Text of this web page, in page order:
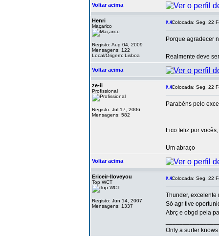
Voltar acima
Henri
Maçarico
Registo: Aug 04, 2009
Mensagens: 122
Local/Origem: Lisboa
Colocada: Seg, 22
Porque agradecer
Realmente deve
Voltar acima
ze-ii
Profissional
Registo: Jul 17, 2006
Mensagens: 582
Colocada: Seg, 22
Parabéns pelo
Fico feliz por
Um abraço
Voltar acima
Ericeir-Iloveyou
Top WCT
Registo: Jun 14, 2007
Mensagens: 1337
Colocada: Seg, 22
Thunder, excelente
Só agr tive
Abrç e obgd pela
Only a surfer